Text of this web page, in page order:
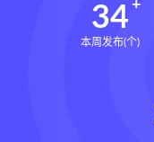
34
本周发布(个)